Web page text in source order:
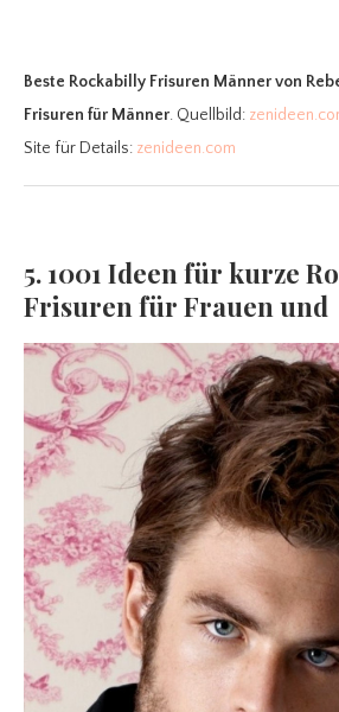
Beste Rockabilly Frisuren Männervon
Frisuren für Männer. Quellbild:
Site für Details: zenideen.com
5. 1001 Ideen für kurze
Frisuren für Frauen und